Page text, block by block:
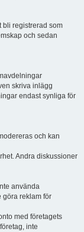
bli registrerad som
och sedan
skriva inlägg
endast synliga för
och kan
Andra diskussioner
använda
göra reklam för
med företagets
inte